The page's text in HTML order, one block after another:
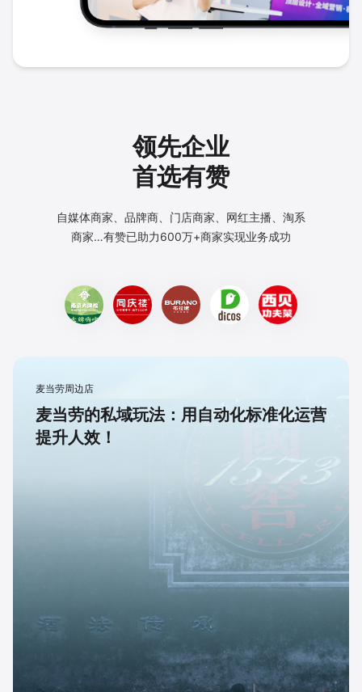
领先企业
首选有赞
自媒体商家、品牌商、门店商家、网红主播、淘系
商家…有赞已助力600万+商家实现业务成功
麦当劳周边店
麦当劳的私域玩法：用自动化标准化运营
提升人效！